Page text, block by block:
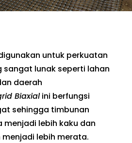
untuk perkuatan
sangat lunak seperti lahan
daerah
Biaxialini berfungsi
sehingga timbunan
lebih kaku dan
lebih merata.